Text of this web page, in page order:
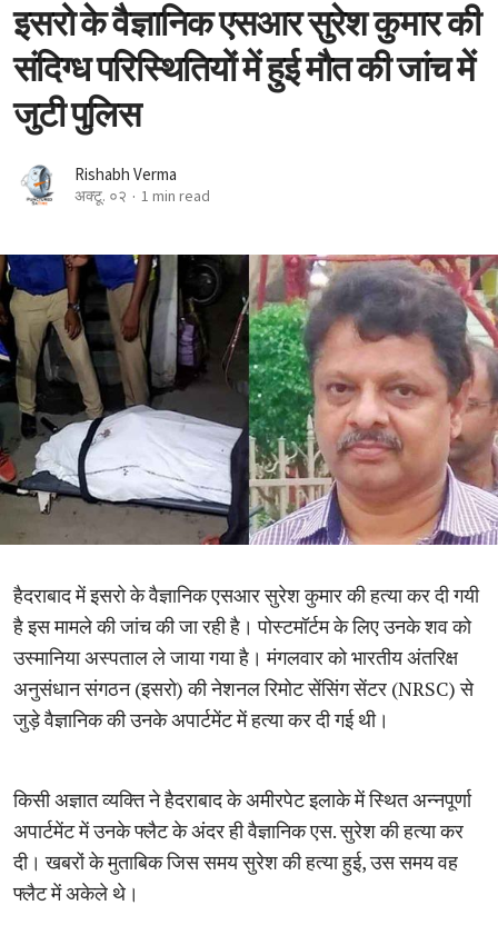
इसरो के वैज्ञानिक एसआर सुरेश कुमार की
संदिग्ध परिस्थितियों में हुई मौत की जांच में
जुटी पुलिस
Rishabh Verma
अक्टू. ०२ 1 min read
हैदराबाद में इसरो के वैज्ञानिक एसआर सुरेश कुमार की हत्या कर दी गयी
है इस मामले की जांच की जा रही है। पोस्टमॉर्टम के लिए उनके शव को
उस्मानिया अस्पताल ले जाया गया है। मंगलवार को भारतीय अंतरिक्ष
अनुसंधान संगठन (इसरो) की नेशनल रिमोट सेंसिंग सेंटर (NRSC) से
जुड़े वैज्ञानिक की उनके अपार्टमेंट में हत्या कर दी गई थी।
किसी अज्ञात व्यक्ति ने हैदराबाद के अमीरपेट इलाके में स्थित अन्नपूर्णा
अपार्टमेंट में उनके फ्लैट के अंदर ही वैज्ञानिक एस. सुरेश की हत्या कर
दी। खबरों के मुताबिक जिस समय सुरेश की हत्या हुई, उस समय वह
फ्लैट में अकेले थे।